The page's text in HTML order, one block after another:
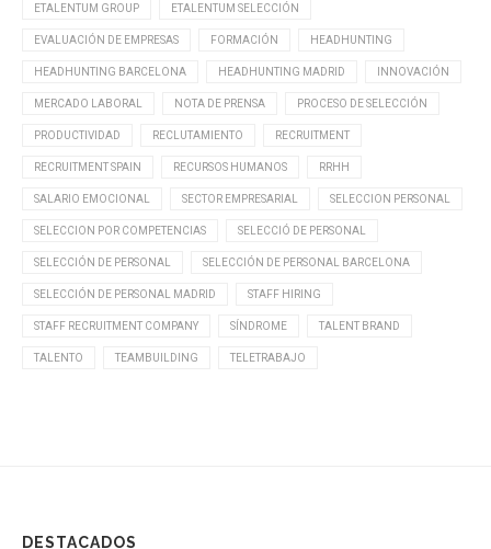
ETALENTUM GROUP ETALENTUM SELECCIÓN
EVALUACIÓN DE EMPRESAS FORMACIÓN HEADHUNTING
HEADHUNTING BARCELONA HEADHUNTING MADRID INNOVACIÓN
MERCADO LABORAL NOTA DE PRENSA PROCESO DE SELECCIÓN
PRODUCTIVIDAD RECLUTAMIENTO RECRUITMENT
RECRUITMENT SPAIN RECURSOS HUMANOS RRHH
SALARIO EMOCIONAL SECTOR EMPRESARIAL SELECCION PERSONAL
SELECCION POR COMPETENCIAS SELECCIÓ DE PERSONAL
SELECCIÓN DE PERSONAL SELECCIÓN DE PERSONAL BARCELONA
SELECCIÓN DE PERSONAL MADRID STAFF HIRING
STAFF RECRUITMENT COMPANY SÍNDROME TALENT BRAND
TALENTO TEAMBUILDING TELETRABAJO
DESTACADOS